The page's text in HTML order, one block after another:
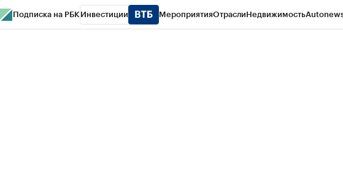
Подписка на РБК Инвестиции МероприятияОтраслиНедвижимость